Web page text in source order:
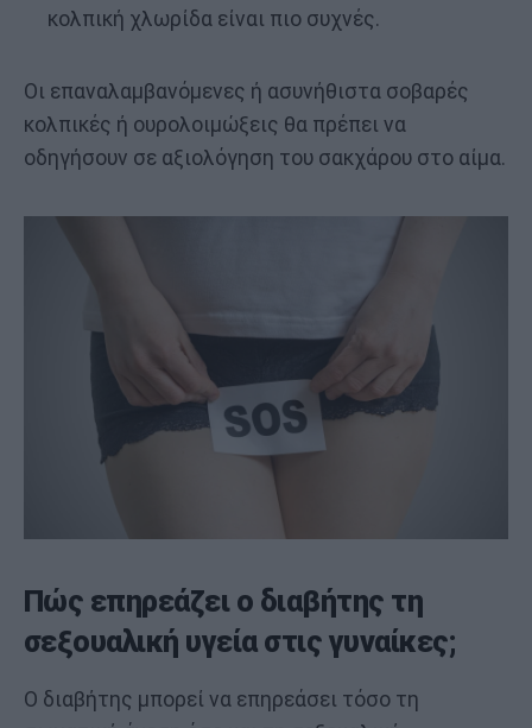
κολπική χλωρίδα είναι πιο συχνές.
Οι επαναλαμβανόμενες ή ασυνήθιστα σοβαρές
κολπικές ή ουρολοιμώξεις θα πρέπει να
οδηγήσουν σε αξιολόγηση του σακχάρου στο αίμα.
Πώς επηρεάζει ο διαβήτης τη
σεξουαλική υγεία στις γυναίκες;
Ο διαβήτης μπορεί να επηρεάσει τόσο τη